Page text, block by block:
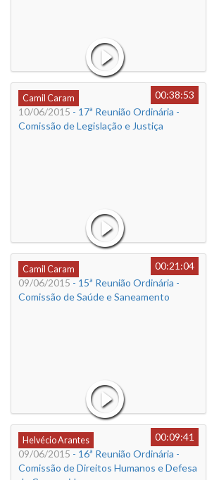
Camil Caram
00:38:53
10/06/2015 - 17ª Reunião Ordinária -
Comissão de Legislação e Justiça
Camil Caram
00:21:04
09/06/2015 - 15ª Reunião Ordinária -
Comissão de Saúde e Saneamento
Helvécio Arantes
00:09:41
09/06/2015 - 16ª Reunião Ordinária -
Comissão de Direitos Humanos e Defesa